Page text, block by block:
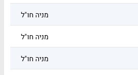
מניה חו"ל
מניה חו"ל
מניה חו"ל